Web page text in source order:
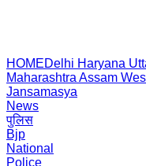
HOMEDelhi Haryana
Maharashtra Assam
Jansamasya
News
पुलिस
Bjp
National
Police